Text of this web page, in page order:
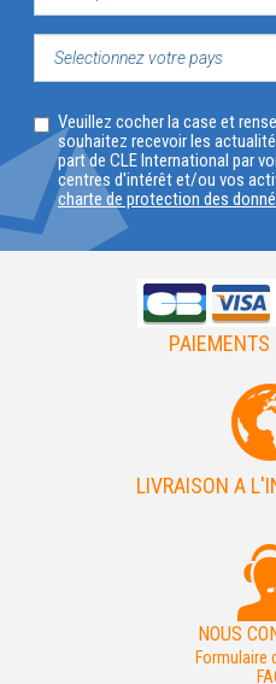
VOTRE
PROFIL
VOTRE
PAYS
Veuillez cocher la case et
souhaitez recevoir les
part de CLE International par
centres d'intérêt et/ou vos
charte de protection des
PAIEMENTS
LIVRAISON A
NOUS
Formulaire